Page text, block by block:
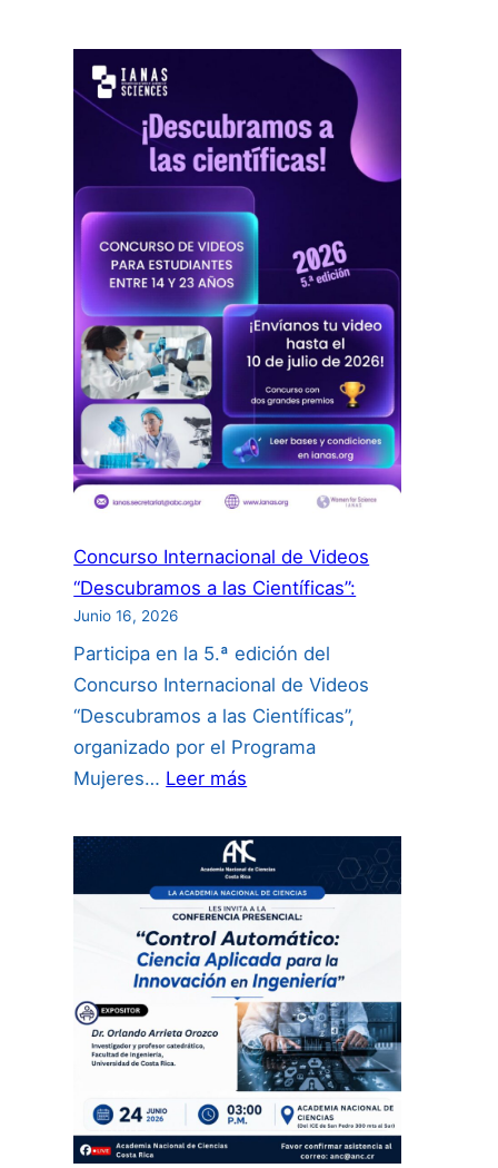
CIENTÍFICA
2026:
Concurso Internacional de Videos
“Descubramos a las Científicas”:
Junio 16, 2026
Participa en la 5.ª edición del
Concurso Internacional de Videos
“Descubramos a las Científicas”,
organizado por el Programa
Mujeres… Leer más
Internacional
de
Videos
“Descubramos
a
las
Científicas”: